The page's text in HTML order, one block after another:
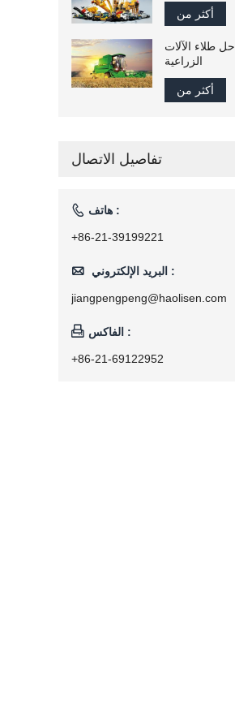
أكثر من
حل طلاء الآلات
الزراعية
أكثر من
تفاصيل الاتصال
 هاتف :
+86-21-39199221
 البريد الإلكتروني :
jiangpengpeng@haolisen.com
 الفاكس :
+86-21-69122952